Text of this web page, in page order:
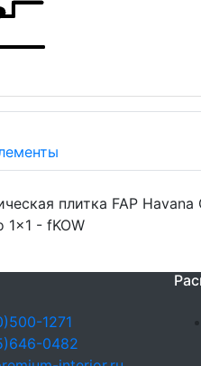
плитка FAP Havana
1x1 - fKOW
1271
0482